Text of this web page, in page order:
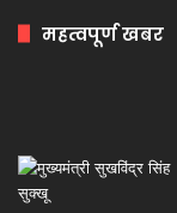
महत्वपूर्ण खबर